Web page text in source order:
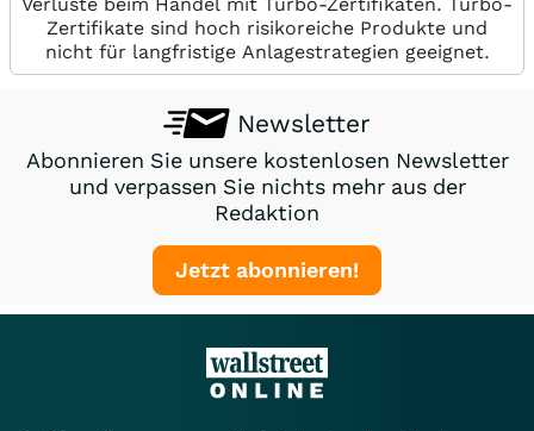
Zertifikate sind hoch risikoreiche Produkte und
nicht für langfristige Anlagestrategien geeignet.
Newsletter
Abonnieren Sie unsere kostenlosen Newsletter
und verpassen Sie nichts mehr aus der
Redaktion
Jetzt abonnieren!